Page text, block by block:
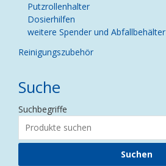
Putzrollenhalter
Dosierhilfen
weitere Spender und Abfallbehälter
Reinigungszubehör
Suche
Suchbegriffe